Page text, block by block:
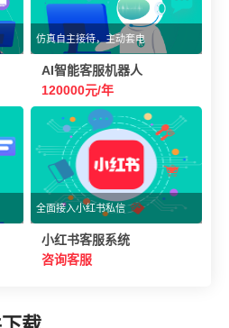
仿真自主接待，主动套电
AI智能客服机器人
120000元/年
全面接入小红书私信
小红书客服系统
咨询客服